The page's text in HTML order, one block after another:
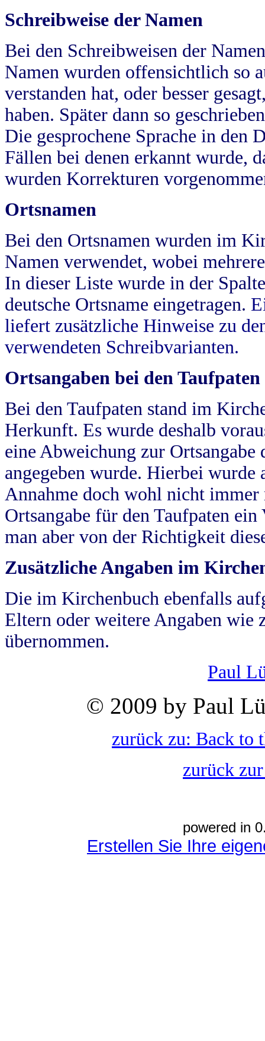
Schreibweise der Namen
Bei den Schreibweisen der
Namen wurden offensichtlich so
verstanden hat, oder besser
haben. Später dann so
Die gesprochene Sprache in
Fällen bei denen erkannt wurde,
wurden Korrekturen
Ortsnamen
Bei den Ortsnamen wurden im
Namen verwendet, wobei
In dieser Liste wurde in der
deutsche Ortsname eingetragen.
liefert zusätzliche Hinweise zu
verwendeten Schreibvarianten.
Ortsangaben bei den Taufpaten
Bei den Taufpaten stand im
Herkunft. Es wurde deshalb
eine Abweichung zur
angegeben wurde. Hierbei wurde
Annahme doch wohl nicht
Ortsangabe für den Taufpaten
man aber von der Richtigkeit
Zusätzliche Angaben im
Die im Kirchenbuch ebenfalls
Eltern oder weitere Angaben wie
übernommen.
Paul
© 2009 by Paul
zurück zu: Back to
zurück
powered in
Erstellen Sie Ihre